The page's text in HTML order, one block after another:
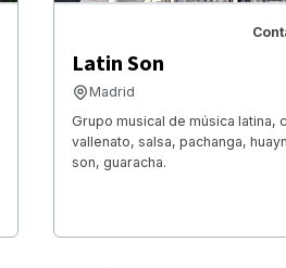
Latin Son
Madrid
Grupo musical de música latina,
vallenato, salsa, pachanga,
son, guaracha.